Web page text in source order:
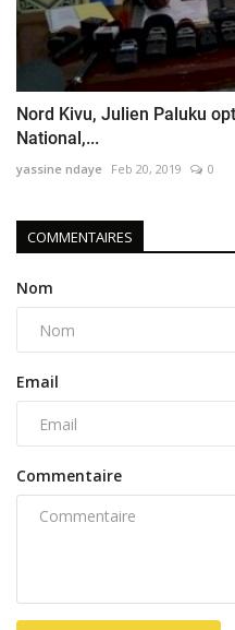
Nord Kivu, Julien Paluku
National,...
yassine ndaye Feb 20, 2019 0
COMMENTAIRES
Nom
Email
Commentaire